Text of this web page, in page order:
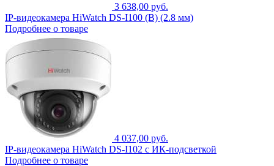
3 638,00 руб.
IP-видеокамера HiWatch DS-I100 (B) (2.8 мм)
Подробнее о товаре
4 037,00 руб.
IP-видеокамера HiWatch DS-I102 с ИК-подсветкой
Подробнее о товаре